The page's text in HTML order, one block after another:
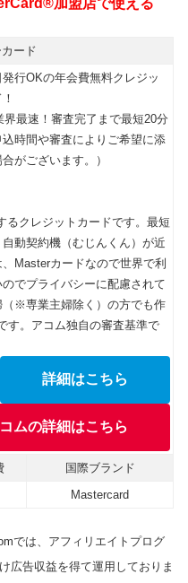
ード
行OKの年会費無料クレジッ
界最速！審査完了まで最短20分
込時間や審査によりご希望に添
がございます。）
るクレジットカードです。最短
動契約機（むじんくん）が近
Masterカードなので世界で利
でプライバシーに配慮されて
（※専業主婦除く）の方でも作
す。アコム独自の審査基準で
詳細はこちら
ムの詳細はこちら
国際ブランド
Mastercard
では、アフィリエイトプログ
広告収益を得て運用しておりま